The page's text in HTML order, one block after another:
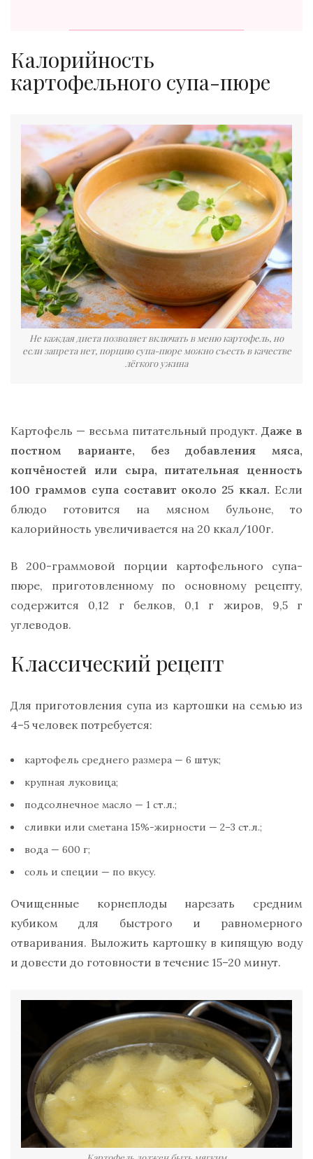
Калорийность
картофельного супа-пюре
Не каждая диета позволяет включать в меню картофель, но
если запрета нет, порцию супа-пюре можно съесть в качестве
лёгкого ужина
Картофель — весьма питательный продукт.Даже в
постном варианте, без добавления мяса,
копчёностей или сыра, питательная ценность
100 граммов супа составит около 25 ккал. Если
блюдо готовится на мясном бульоне, то
калорийность увеличивается на 20 ккал/100г.
В 200-граммовой порции картофельного супа-
пюре, приготовленному по основному рецепту,
содержится 0,12 г белков, 0,1 г жиров, 9,5 г
углеводов.
Классический рецепт
Для приготовления супа из картошки на семью из
4–5 человек потребуется:
картофель среднего размера — 6 штук;
крупная луковица;
подсолнечное масло — 1 ст.л.;
сливки или сметана 15%-жирности — 2–3 ст.л.;
вода — 600 г;
соль и специи — по вкусу.
Очищенные корнеплоды нарезать средним
кубиком для быстрого и равномерного
отваривания. Выложить картошку в кипящую воду
и довести до готовности в течение 15–20 минут.